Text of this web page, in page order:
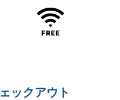
ックアウト